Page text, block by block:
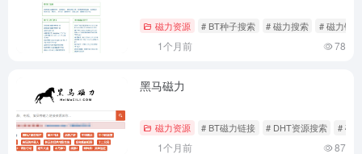
磁力资源 # BT种子搜索 # 磁力搜索 # 磁力链
1个月前 78
黑马磁力
磁力资源 # BT磁力链接 # DHT资源搜索 # 磁
1个月前 87